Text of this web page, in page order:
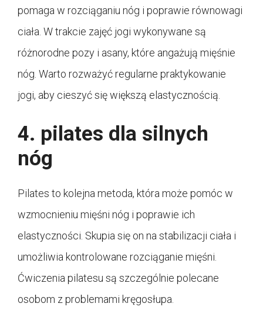
pomaga w rozciąganiu nóg i poprawie równowagi
ciała. W trakcie zajęć jogi wykonywane są
różnorodne pozy i asany, które angażują mięśnie
nóg. Warto rozważyć regularne praktykowanie
jogi, aby cieszyć się większą elastycznością.
4. pilates dla silnych
nóg
Pilates to kolejna metoda, która może pomóc w
wzmocnieniu mięśni nóg i poprawie ich
elastyczności. Skupia się on na stabilizacji ciała i
umożliwia kontrolowane rozciąganie mięśni.
Ćwiczenia pilatesu są szczególnie polecane
osobom z problemami kręgosłupa.